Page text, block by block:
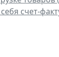
счет-